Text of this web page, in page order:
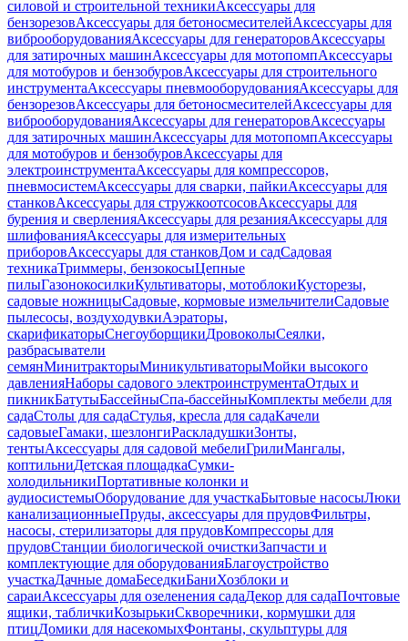
силовой и строительной техникиАксессуары для
бензорезовАксессуары для бетоносмесителейАксессуары для
виброоборудованияАксессуары для генераторовАксессуары
для затирочных машинАксессуары для мотопомпАксессуары
для мотобуров и бензобуровАксессуары для строительного
инструментаАксессуары пневмооборудованияАксессуары для
бензорезовАксессуары для бетоносмесителейАксессуары для
виброоборудованияАксессуары для генераторовАксессуары
для затирочных машинАксессуары для мотопомпАксессуары
для мотобуров и бензобуровАксессуары для
электроинструментаАксессуары для компрессоров,
пневмосистемАксессуары для сварки, пайкиАксессуары для
станковАксессуары для стружкоотсосовАксессуары для
бурения и сверленияАксессуары для резанияАксессуары для
шлифованияАксессуары для измерительных
приборовАксессуары для станковДом и садСадовая
техникаТриммеры, бензокосыЦепные
пилыГазонокосилкиКультиваторы, мотоблокиКусторезы,
садовые ножницыСадовые, кормовые измельчителиСадовые
пылесосы, воздуходувкиАэраторы,
скарификаторыСнегоуборщикиДровоколыСеялки,
разбрасыватели
семянМинитракторыМиникультиваторыМойки высокого
давленияНаборы садового электроинструментаОтдых и
пикникБатутыБассейныСпа-бассейныКомплекты мебели для
садаСтолы для садаСтулья, кресла для садаКачели
садовыеГамаки, шезлонгиРаскладушкиЗонты,
тентыАксессуары для садовой мебелиГрилиМангалы,
коптильниДетская площадкаСумки-
холодильникиПортативные колонки и
аудиосистемыОборудование для участкаБытовые насосыЛюки
канализационныеПруды, аксессуары для прудовФильтры,
насосы, стерилизаторы для прудовКомпрессоры для
прудовСтанции биологической очисткиЗапчасти и
комплектующие для оборудованияБлагоустройство
участкаДачные домаБеседкиБаниХозблоки и
сараиАксессуары для озеленения садаДекор для садаПочтовые
ящики, табличкиКозырькиСкворечники, кормушки для
птицДомики для насекомыхФонтаны, скульптуры для